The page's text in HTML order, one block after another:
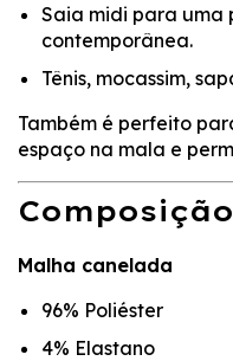
Saia midi para uma
contemporânea.
Tênis, mocassim,
Também é perfeito
espaço na mala e
Composição
Malha canelada
96% Poliéster
4% Elastano